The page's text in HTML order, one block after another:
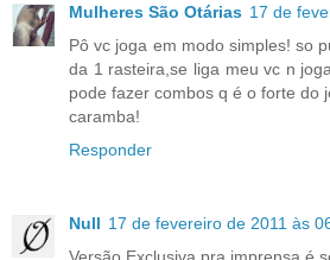
Mulheres São Otárias 17 de
Pô vc joga em modo simples! so
da 1 rasteira,se liga meu vc n
pode fazer combos q é o forte do
caramba!
Responder
Null 17 de fevereiro de 2011 às